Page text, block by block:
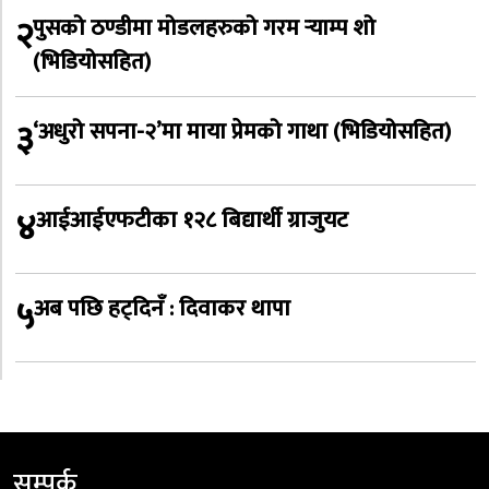
२पुसको ठण्डीमा मोडलहरुको गरम र्‍याम्प शो
(भिडियोसहित)
३‘अधुरो सपना-२’मा माया प्रेमको गाथा (भिडियोसहित)
४आईआईएफटीका १२८ बिद्यार्थी ग्राजुयट
५अब पछि हट्दिनँ : दिवाकर थापा